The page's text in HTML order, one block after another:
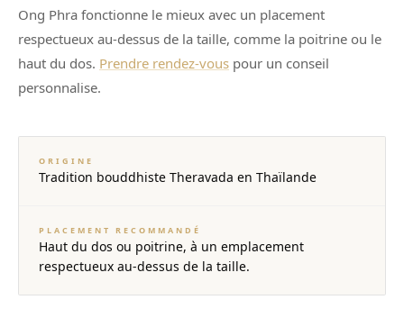
Ong Phra fonctionne le mieux avec un placement
respectueux au-dessus de la taille, comme la poitrine ou le
haut du dos. Prendre rendez-vous pour un conseil
personnalise.
ORIGINE
Tradition bouddhiste Theravada en Thaïlande
PLACEMENT RECOMMANDÉ
Haut du dos ou poitrine, à un emplacement
respectueux au-dessus de la taille.